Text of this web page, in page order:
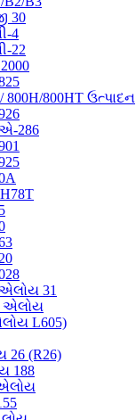
30
4
22
800H/800HT ઉત્પાદન
286
31
એલોય
L605)
26 (R26)
188
એલોય